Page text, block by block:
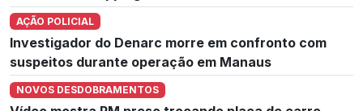
AÇÃO POLICIAL
Investigador do Denarc morre em confronto com
suspeitos durante operação em Manaus
NOVOS DESDOBRAMENTOS